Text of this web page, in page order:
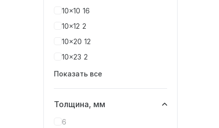
10x10 16
10x12 2
10x20 12
10x23 2
Показать все
Толщина, мм
6